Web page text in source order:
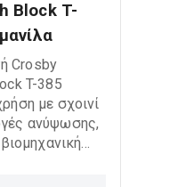
Block T-
Crosby
T-385
με σχοινί
ανύψωσης,